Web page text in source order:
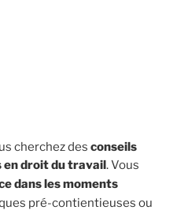
cherchez des conseils
droit du travail. Vous
dans les moments
pré-contientieuses ou